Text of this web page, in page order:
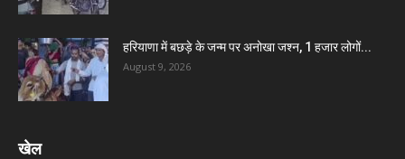
हरियाणा में बछड़े के जन्म पर अनोखा जश्न, 1 हजार लोगों...
August 9, 2026
खेल